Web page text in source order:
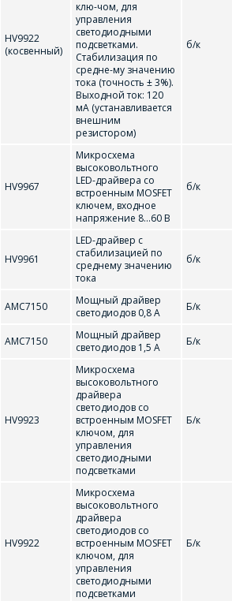
HV9922
(косвенный)
клю-чом, для
управления
светодиодными
подсветками.
Стабилизация по
средне-му значению
тока (точность ± 3%).
Выходной ток: 120
мА (устанавливается
внешним
резистором)
б/к
HV9967
Микросхема
высоковольтного
LED-драйвера со
встроенным MOSFET
ключем, входное
напряжение 8…60 В
б/к
HV9961
LED-драйвер с
стабилизацией по
среднему значению
тока
б/к
АМС7150
Мощный драйвер
светодиодов 0,8 А
Б/к
AMC7150
Мощный драйвер
светодиодов 1,5 А
Б/к
HV9923
Микросхема
высоковольтного
драйвера
светодиодов со
встроенным MOSFET
ключом, для
управления
светодиодными
подсветками
Б/к
HV9922
Микросхема
высоковольтного
драйвера
светодиодов со
встроенным MOSFET
ключом, для
управления
светодиодными
подсветками
Б/к
Интересующий товар/
услуга, их количество *
Комментарий
- обязательные
ОТПРАВИТЬ
E-mail
Интересующий товар/
Я согласен на
персональных данных*
- обязательные
ОТПРАВИТЬ